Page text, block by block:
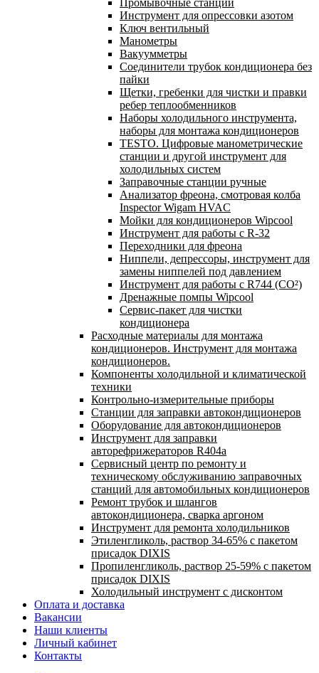
Промывочные станции
Инструмент для опрессовки азотом
Ключ вентильный
Манометры
Вакуумметры
Соединители трубок кондиционера без
пайки
Щетки, гребенки для чистки и правки
ребер теплообменников
Наборы холодильного инструмента,
наборы для монтажа кондиционеров
TESTO. Цифровые манометрические
станции и другой инструмент для
холодильных систем
Заправочные станции ручные
Анализатор фреона, смотровая колба
Inspector Wigam HVAC
Мойки для кондиционеров Wipcool
Инструмент для работы с R-32
Переходники для фреона
Ниппели, депрессоры, инструмент для
замены ниппелей под давлением
Инструмент для работы с R744 (CO²)
Дренажные помпы Wipcool
Сервис-пакет для чистки
кондиционера
Расходные материалы для монтажа
кондиционеров. Инструмент для монтажа
кондиционеров.
Компоненты холодильной и климатической
техники
Контрольно-измерительные приборы
Станции для заправки автокондиционеров
Оборудование для автокондиционеров
Инструмент для заправки
авторефрижераторов R404a
Сервисный центр по ремонту и
техническому обслуживанию заправочных
станций для автомобильных кондиционеров
Ремонт трубок и шлангов
автокондиционера, сварка аргоном
Инструмент для ремонта холодильников
Этиленгликоль, раствор 34-65% с пакетом
присадок DIXIS
Пропиленгликоль, раствор 25-59% с пакетом
присадок DIXIS
Холодильный инструмент с дисконтом
Оплата и доставка
Вакансии
Наши клиенты
Личный кабинет
Контакты